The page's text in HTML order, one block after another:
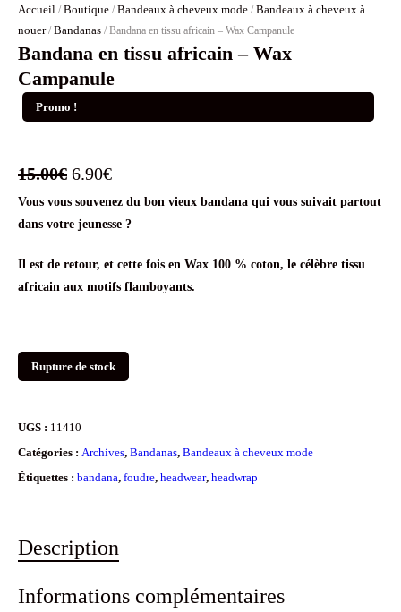
Accueil / Boutique / Bandeaux à cheveux mode / Bandeaux à cheveux à
nouer/ Bandanas / Bandana en tissu africain – Wax Campanule
Bandana en tissu africain – Wax
Campanule
Promo !
15.00€ Le
prix
initial
était :
6.90€Le
prix
est :
Vous vous souvenez du bon vieux bandana qui vous suivait partout
dans votre jeunesse ?
Il est de retour, et cette fois en Wax 100 % coton, le célèbre tissu
africain aux motifs flamboyants.
Rupture de stock
UGS : 11410
Catégories : Archives, Bandanas, Bandeaux à cheveux mode
Étiquettes : bandana, foudre, headwear, headwrap
Description
Informations complémentaires